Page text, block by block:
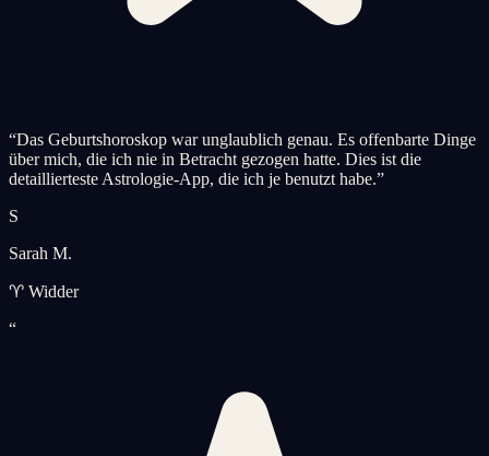
“Das Geburtshoroskop war unglaublich genau. Es offenbarte Dinge
über mich, die ich nie in Betracht gezogen hatte. Dies ist die
detaillierteste Astrologie-App, die ich je benutzt habe.”
S
Sarah M.
♈ Widder
“